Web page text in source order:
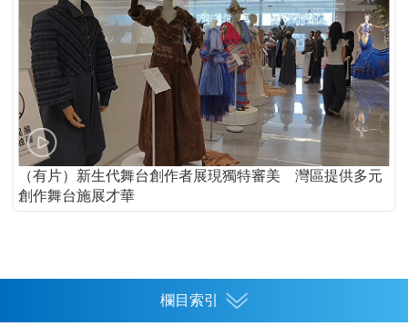
（有片）新生代舞台創作者展現獨特審美 灣區提供多元
創作舞台施展才華
欄目索引